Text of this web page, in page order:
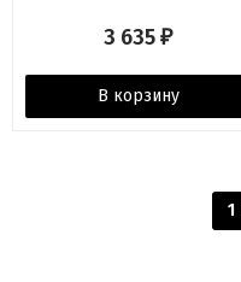
3 635 ₽
В корзину
1